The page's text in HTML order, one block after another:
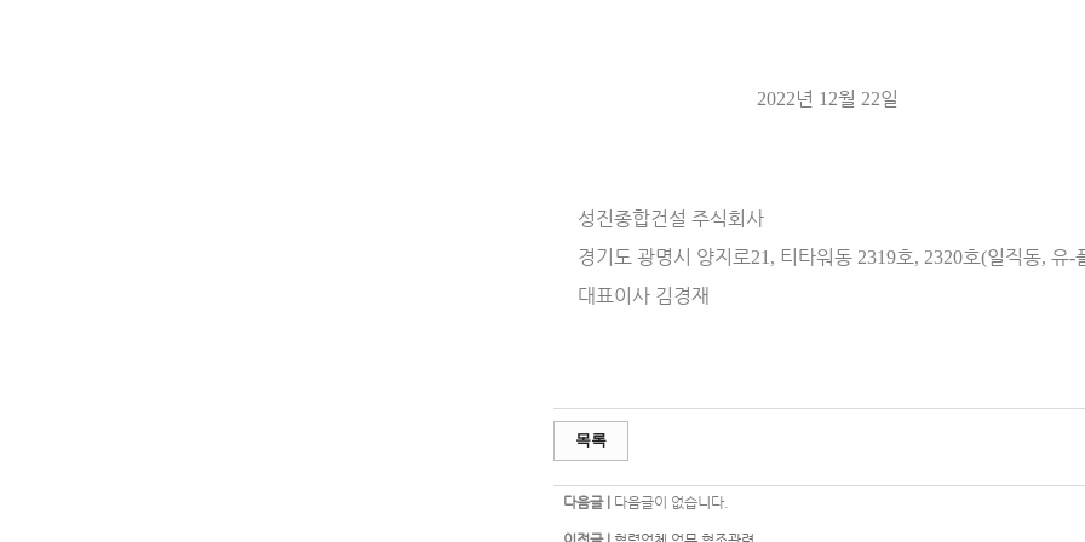
2022년 12월 22일
성진종합건설 주식회사
경기도 광명시 양지로21, 티타워동 2319호, 2320호(일직동, 유-
대표이사 김경재
목록
다음글 | 다음글이 없습니다.